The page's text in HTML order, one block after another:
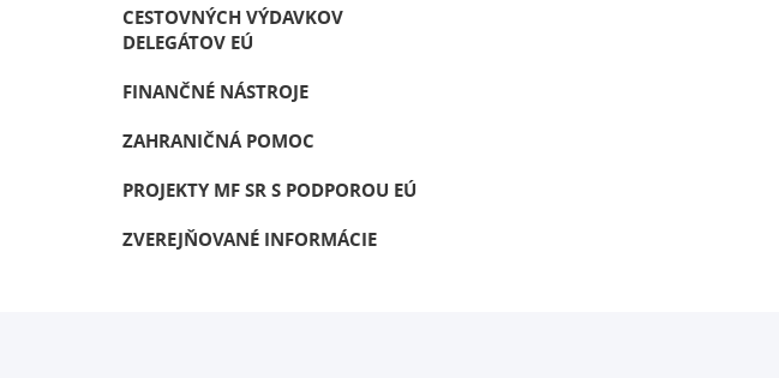
CESTOVNÝCH VÝDAVKOV
DELEGÁTOV EÚ
FINANČNÉ NÁSTROJE
ZAHRANIČNÁ POMOC
PROJEKTY MF SR S PODPOROU EÚ
ZVEREJŇOVANÉ INFORMÁCIE